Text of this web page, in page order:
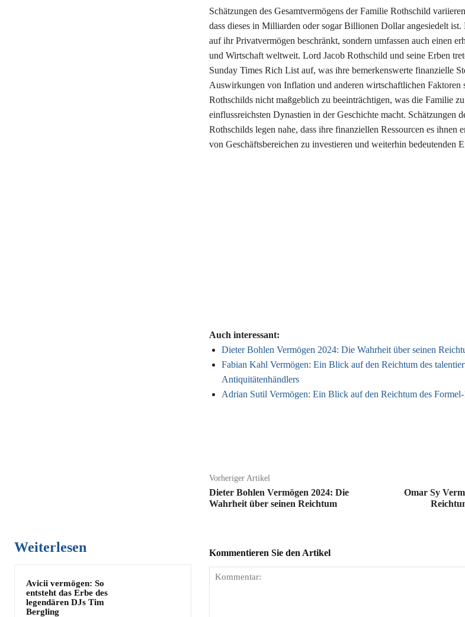
Schätzungen des Gesamtvermögens der Familie Rothschild
dass dieses in Milliarden oder sogar Billionen Dollar angesiedelt
auf ihr Privatvermögen beschränkt, sondern umfassen auch einen
und Wirtschaft weltweit. Lord Jacob Rothschild und seine Erben
Sunday Times Rich List auf, was ihre bemerkenswerte finanzielle
Auswirkungen von Inflation und anderen wirtschaftlichen Faktoren
Rothschilds nicht maßgeblich zu beeinträchtigen, was die Familie
einflussreichsten Dynastien in der Geschichte macht. Schätzungen
Rothschilds legen nahe, dass ihre finanziellen Ressourcen es ihnen
von Geschäftsbereichen zu investieren und weiterhin bedeutenden
Auch interessant:
Dieter Bohlen Vermögen 2024: Die Wahrheit über seinen
Fabian Kahl Vermögen: Ein Blick auf den Reichtum des
Antiquitätenhändlers
Adrian Sutil Vermögen: Ein Blick auf den Reichtum des
Vorheriger Artikel
Dieter Bohlen Vermögen 2024: Die
Wahrheit über seinen Reichtum
Omar Sy
Weiterlesen
Avicii vermögen: So
entsteht das Erbe des
legendären DJs Tim
Bergling
Kommentieren Sie den Artikel